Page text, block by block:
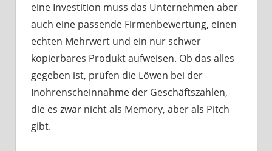
eine Investition muss das Unternehmen aber
auch eine passende Firmenbewertung, einen
echten Mehrwert und ein nur schwer
kopierbares Produkt aufweisen. Ob das alles
gegeben ist, prüfen die Löwen bei der
Inohrenscheinnahme der Geschäftszahlen,
die es zwar nicht als Memory, aber als Pitch
gibt.